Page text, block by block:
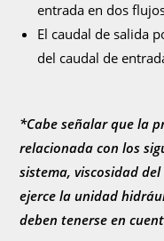
entrada en dos
El caudal de salida
del caudal de
*Cabe señalar que la
relacionada con los
sistema, viscosidad
ejerce la unidad
deben tenerse en